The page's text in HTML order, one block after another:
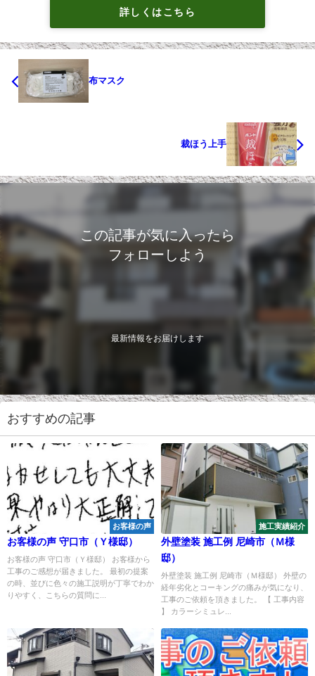
詳しくはこちら
布マスク
裁ほう上手
この記事が気に入ったら
フォローしよう
最新情報をお届けします
おすすめの記事
お客様の声
お客様の声 守口市（Ｙ様邸）
お客様の声 守口市（Ｙ様邸） お客様から
工事のご感想が届きました。 最初の提案
の時、並びに色々の施工説明が丁寧でわか
りやすく、こちらの質問に...
施工実績紹介
外壁塗装 施工例 尼崎市（Ｍ様
邸）
外壁塗装 施工例 尼崎市（Ｍ様邸） 外壁の
経年劣化とコーキングの痛みが気になり、
工事のご依頼を頂きました。 【 工事内容
】 カラーシミュレ...